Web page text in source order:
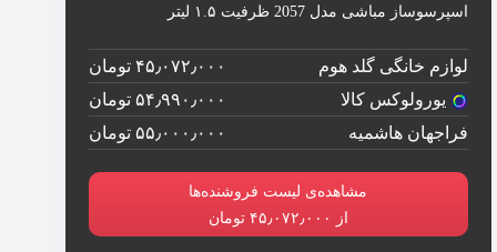
اسپرسوساز مباشی مدل 2057 ظرفیت ۱.۵ لیتر
لوازم خانگی گلد هوم
۴۵٫۰۷۲٫۰۰۰ تومان
یورولوکس کالا
۵۴٫۹۹۰٫۰۰۰ تومان
فراجهان هاشمیه
۵۵٫۰۰۰٫۰۰۰ تومان
مشاهده‌ی لیست فروشنده‌ها
از ۴۵٫۰۷۲٫۰۰۰ تومان